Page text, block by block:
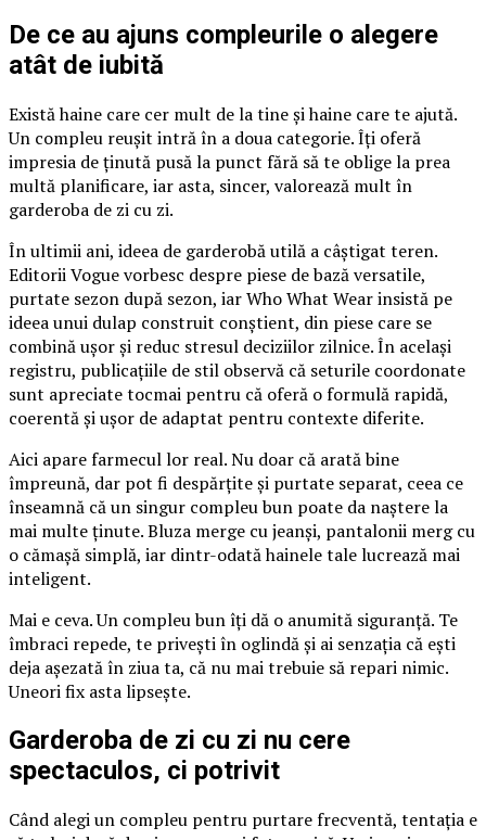
De ce au ajuns compleurile o alegere
atât de iubită
Există haine care cer mult de la tine și haine care te ajută.
Un compleu reușit intră în a doua categorie. Îți oferă
impresia de ținută pusă la punct fără să te oblige la prea
multă planificare, iar asta, sincer, valorează mult în
garderoba de zi cu zi.
În ultimii ani, ideea de garderobă utilă a câștigat teren.
Editorii Vogue vorbesc despre piese de bază versatile,
purtate sezon după sezon, iar Who What Wear insistă pe
ideea unui dulap construit conștient, din piese care se
combină ușor și reduc stresul deciziilor zilnice. În același
registru, publicațiile de stil observă că seturile coordonate
sunt apreciate tocmai pentru că oferă o formulă rapidă,
coerentă și ușor de adaptat pentru contexte diferite.
Aici apare farmecul lor real. Nu doar că arată bine
împreună, dar pot fi despărțite și purtate separat, ceea ce
înseamnă că un singur compleu bun poate da naștere la
mai multe ținute. Bluza merge cu jeanși, pantalonii merg cu
o cămașă simplă, iar dintr-odată hainele tale lucrează mai
inteligent.
Mai e ceva. Un compleu bun îți dă o anumită siguranță. Te
îmbraci repede, te privești în oglindă și ai senzația că ești
deja așezată în ziua ta, că nu mai trebuie să repari nimic.
Uneori fix asta lipsește.
Garderoba de zi cu zi nu cere
spectaculos, ci potrivit
Când alegi un compleu pentru purtare frecventă, tentația e